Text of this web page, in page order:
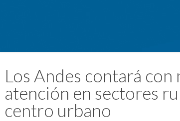
Los Andes contará
atención en sectores
centro urbano